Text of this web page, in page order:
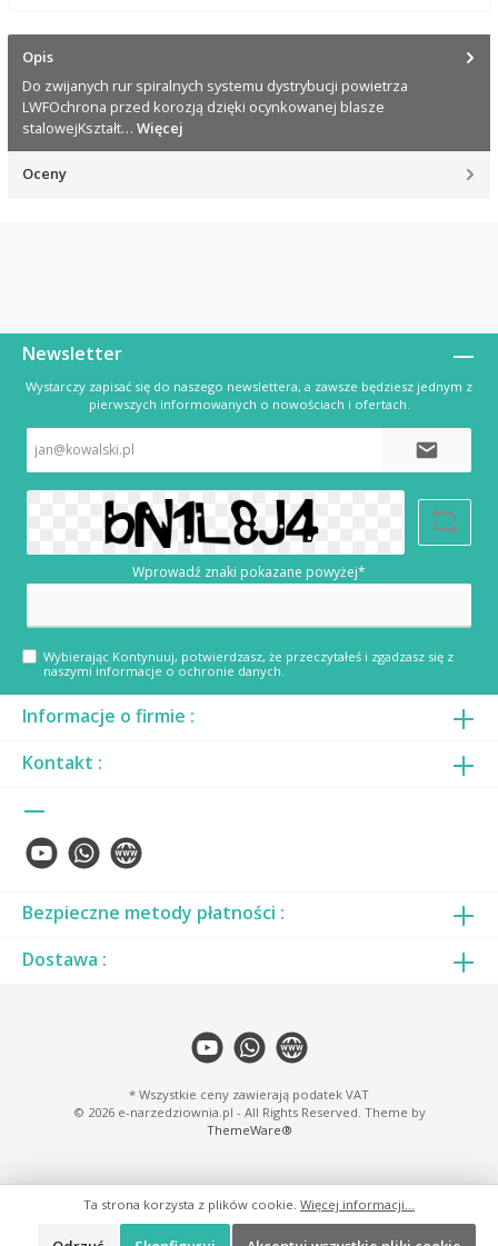
Opis
Do zwijanych rur spiralnych systemu dystrybucji powietrza
LWFOchrona przed korozją dzięki ocynkowanej blasze
stalowejKształt… Więcej
Oceny
Newsletter
Wystarczy zapisać się do naszego newslettera, a zawsze będziesz jednym z
pierwszych informowanych o nowościach i ofertach.
mail*
Wprowadź znaki pokazane powyżej*
Wybierając Kontynuuj, potwierdzasz, że przeczytałeś i zgadzasz się z
naszymiinformacje o ochronie danych
Informacje o firmie :
Kontakt :
Bezpieczne metody płatności :
Dostawa :
* Wszystkie ceny zawierają podatek VAT
© 2026 e-narzedziownia.pl - All Rights Reserved. Theme by
ThemeWare®
Ta strona korzysta z plików cookie. Więcej informacji...